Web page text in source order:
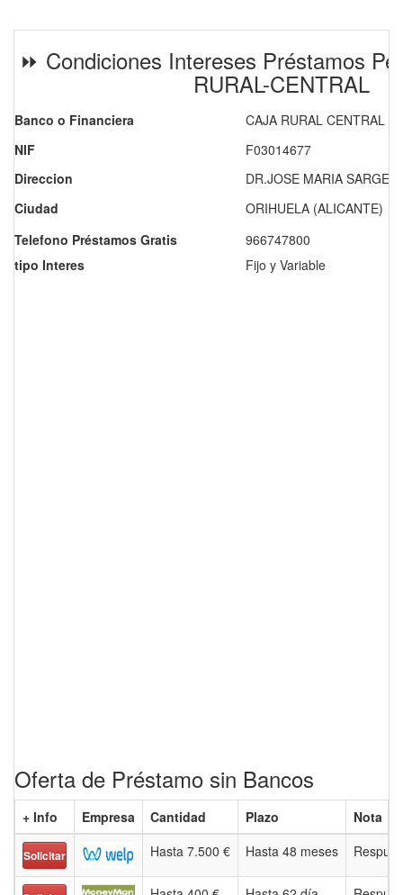
⏩ Condiciones Intereses Préstamos
RURAL-CENTRAL
Banco o Financiera
CAJA RURAL CENTRAL
NIF
F03014677
Direccion
DR.JOSE MARIA
Ciudad
ORIHUELA (ALICANTE)
Telefono Préstamos Gratis
966747800
tipo Interes
Fijo y Variable
Oferta de Préstamo sin Bancos
+ Info Empresa Cantidad Plazo Nota
Solicitar Hasta 7.500 € Hasta 48 meses